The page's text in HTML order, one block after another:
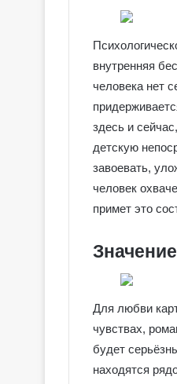
внутренняя
человека нет
здесь и
детскую
завоевать,
человек
примет это
Для любви
чувствах,
будет
находятся